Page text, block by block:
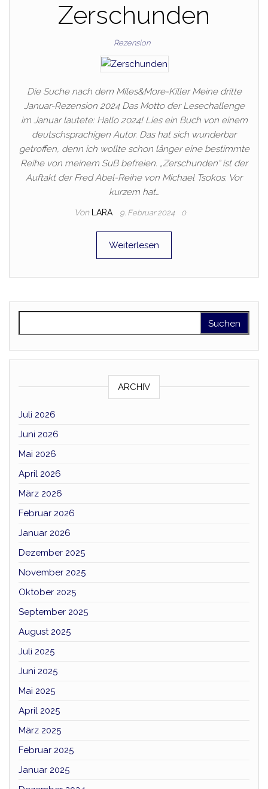
Zerschunden
Rezension
Die Suche nach dem Miles&More-Killer Meine dritte
Januar-Rezension 2024 Das Motto der Lesechallenge
im Januar lautete: Hallo 2024! Lies ein Buch von einem
deutschsprachigen Autor. Das hat sich wunderbar
getroffen, denn ich wollte schon länger eine bestimmte
Reihe von meinem SuB befreien. „Zerschunden“ ist der
Auftakt der Fred Abel-Reihe von Michael Tsokos. Vor
kurzem hat…
Von LARA 9. Februar 2024 0
Weiterlesen
ARCHIV
Juli 2026
Juni 2026
Mai 2026
April 2026
März 2026
Februar 2026
Januar 2026
Dezember 2025
November 2025
Oktober 2025
September 2025
August 2025
Juli 2025
Juni 2025
Mai 2025
April 2025
März 2025
Februar 2025
Januar 2025